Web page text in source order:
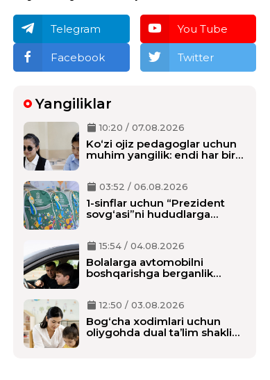
Telegram You Tube
Facebook Twitter
Yangiliklar
10:20 / 07.08.2026
Ko‘zi ojiz pedagoglar uchun
muhim yangilik: endi har bir
03:52 / 06.08.2026
1-sinflar uchun “Prezident
sovg‘asi”ni hududlarga
yetkaziladi?
15:54 / 04.08.2026
Bolalarga avtomobilni
boshqarishga berganlik
12:50 / 03.08.2026
Bog‘cha xodimlari uchun
oliygohda dual ta’lim shaklida